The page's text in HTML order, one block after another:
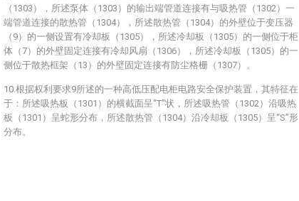
（1303），所述泵体（1303）的输出端管道连接有与吸热管（1302）一
端管道连接的散热管（1304），所述散热管（1304）的外壁位于变压器
（9）的一侧设置有冷却板（1305），所述冷却板（1305）的一侧位于柜
体（7）的外壁固定连接有冷却风扇（1306），所述冷却板（1305）的一
侧位于散热框架（13）的外壁固定连接有防尘格栅（1307）。
10.根据权利要求9所述的一种高低压配电柜电路安全保护装置，其特征在
于：所述吸热板（1301）的横截面呈“T”状，所述吸热管（1302）沿吸热
板（1301）呈蛇形分布，所述散热管（1304）沿冷却板（1305）呈“S”形
分布。